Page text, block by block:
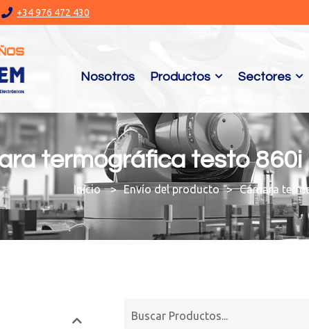
+34 976 472 430
Nosotros Productos Sectores
termográfica testo
Envío del producto Cámara